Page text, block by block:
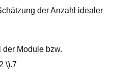
der Anzahl idealer
Module bzw.
\).7